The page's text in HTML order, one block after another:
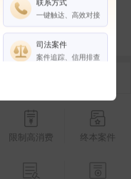
3
限制高消费 终本案件
联系方式
一键触达、高效对接
司法案件
案件追踪、信用排查
会员 SVIP会员